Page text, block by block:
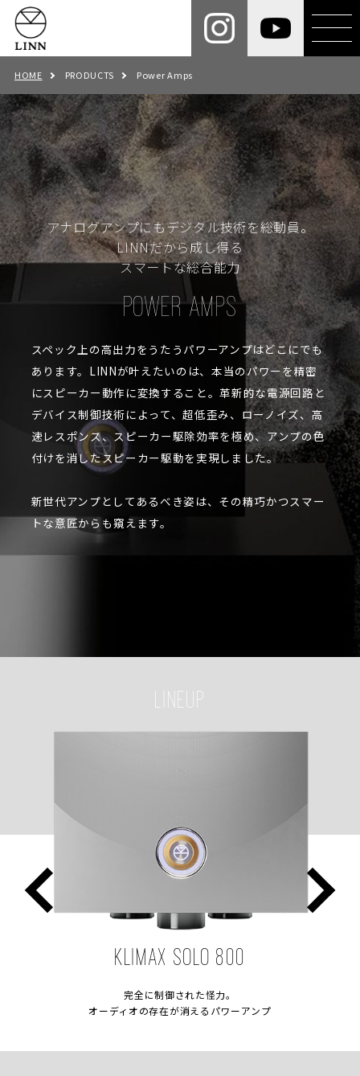
HOME PRODUCTS Power Amps
アナログアンプにもデジタル技術を総動員。
LINNだから成し得る
スマートな総合能力
POWER AMPS
スペック上の高出力をうたうパワーアンプはどこにでも
あります。LINNが叶えたいのは、本当のパワーを精密
にスピーカー動作に変換すること。革新的な電源回路と
デバイス制御技術によって、超低歪み、ローノイズ、高
速レスポンス、スピーカー駆除効率を極め、アンプの色
付けを消したスピーカー駆動を実現しました。
新世代アンプとしてあるべき姿は、その精巧かつスマー
トな意匠からも窺えます。
LINEUP
KLIMAX SOLO 800
完全に制御された怪力。
オーディオの存在が消えるパワーアンプ